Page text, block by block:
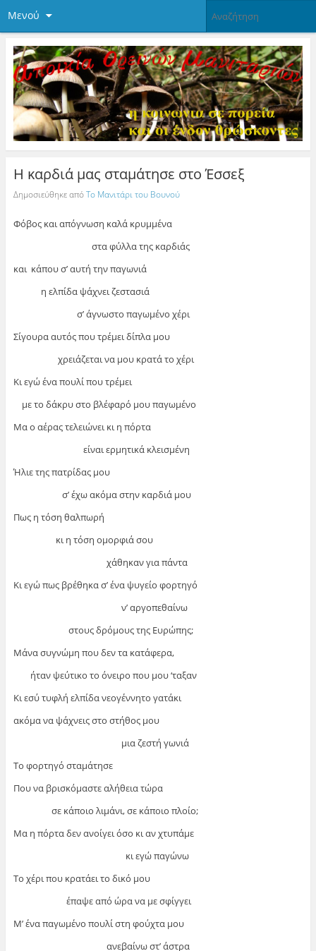
Μενού
Η καρδιά μας σταμάτησε στο Έσσεξ
Δημοσιεύθηκε απόΤο Μανιτάρι του Βουνού
Φόβος και απόγνωση καλά κρυμμένα
στα φύλλα της καρδιάς
και κάπου σ’ αυτή την παγωνιά
η ελπίδα ψάχνει ζεστασιά
σ’ άγνωστο παγωμένο χέρι
Σίγουρα αυτός που τρέμει δίπλα μου
χρειάζεται να μου κρατά το χέρι
Κι εγώ ένα πουλί που τρέμει
με το δάκρυ στο βλέφαρό μου παγωμένο
Μα ο αέρας τελειώνει κι η πόρτα
είναι ερμητικά κλεισμένη
Ήλιε της πατρίδας μου
σ’ έχω ακόμα στην καρδιά μου
Πως η τόση θαλπωρή
κι η τόση ομορφιά σου
χάθηκαν για πάντα
Κι εγώ πως βρέθηκα σ’ ένα ψυγείο φορτηγό
ν’ αργοπεθαίνω
στους δρόμους της Ευρώπης;
Μάνα συγνώμη που δεν τα κατάφερα,
ήταν ψεύτικο το όνειρο που μου ‘ταξαν
Κι εσύ τυφλή ελπίδα νεογέννητο γατάκι
ακόμα να ψάχνεις στο στήθος μου
μια ζεστή γωνιά
Το φορτηγό σταμάτησε
Που να βρισκόμαστε αλήθεια τώρα
σε κάποιο λιμάνι, σε κάποιο πλοίο;
Μα η πόρτα δεν ανοίγει όσο κι αν χτυπάμε
κι εγώ παγώνω
Το χέρι που κρατάει το δικό μου
έπαψε από ώρα να με σφίγγει
Μ’ ένα παγωμένο πουλί στη φούχτα μου
ανεβαίνω στ’ άστρα